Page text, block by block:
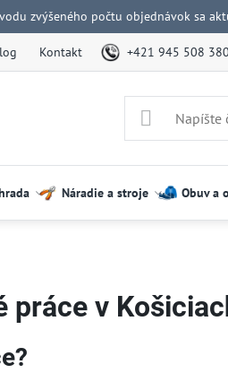
zvýšeného počtu objednávok sa
Kontakt +421 945 508 380
Náradie a stroje Obuv a
práce v